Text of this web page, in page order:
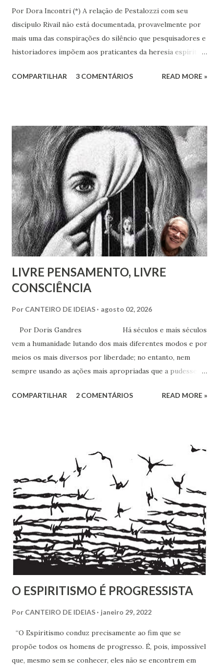
Por Dora Incontri (*) A relação de Pestalozzi com seu
discípulo Rivail não está documentada, provavelmente por
mais uma das conspirações do silêncio que pesquisadores e
historiadores impõem aos praticantes da heresia espírita
de Pestalozzi a amigos, familiares, discípulos, reis,
Pestalozzi a Rivail ou vice-versa. Pestalozzi sonhava
implantar seu método na França, a ponto de ter tido uma
entrevista com o próprio Napoleão Bonaparte, que aliás se
mostrou insensível aos seus planos. Escreveu em 1826 um
pequeno folheto sobre suas ideias em francês. Seria quase
impossível que não trocasse sequer um bilhete com Rivail,
que se assinava seu discípulo e se esforçava por divulgar
seu método em Paris. Pestalozzi, com seu caráter emotivo
e amoroso, não era de ...
COMPARTILHAR 3 COMENTÁRIOS READ MORE »
LIVRE PENSAMENTO, LIVRE
CONSCIÊNCIA
Por CANTEIRO DE IDEIAS agosto 02, 2026
Por Doris Gandres Há séculos e mais séculos
vem a humanidade lutando dos mais diferentes modos e por
meios os mais diversos por liberdade; no entanto, nem
sempre usando as ações mais apropriadas que a pudessem
aspecto material, terreno... Mesmo civilizações,
onde vige pressão, opressão, cerceamento, coação e
censura. E não podemos falar apenas do ponto de vista
geral, social, de cidadania, de direitos humanos etc, mas
também de segmentos religiosos e, nesse campo,
lamentavelmente, o meio/movimento espírita não está
excluído, o que me parece profundamente contraditório
quando se tem algum conhecim...
COMPARTILHAR 2 COMENTÁRIOS READ MORE »
O ESPIRITISMO É PROGRESSISTA
Por CANTEIRO DE IDEIAS janeiro 29, 2022
“O Espiritismo conduz precisamente ao fim que se
propõe todos os homens de progresso. É, pois, impossível
que, mesmo sem se conhecer, eles não se encontrem em